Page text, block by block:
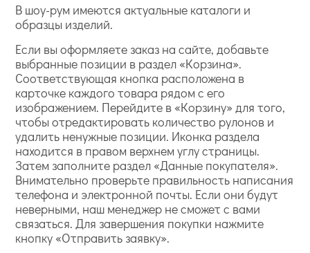
В шоу-рум имеются актуальные каталоги и
образцы изделий.
Если вы оформляете заказ на сайте, добавьте
выбранные позиции в раздел «Корзина».
Соответствующая кнопка расположена в
карточке каждого товара рядом с его
изображением. Перейдите в «Корзину» для того,
чтобы отредактировать количество рулонов и
удалить ненужные позиции. Иконка раздела
находится в правом верхнем углу страницы.
Затем заполните раздел «Данные покупателя».
Внимательно проверьте правильность написания
телефона и электронной почты. Если они будут
неверными, наш менеджер не сможет с вами
связаться. Для завершения покупки нажмите
кнопку «Отправить заявку».